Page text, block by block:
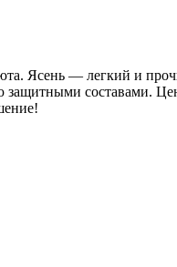
Ясень — легкий и
составами.